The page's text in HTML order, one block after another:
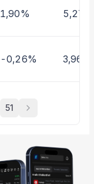
1,90% 5,27%
-0,26% 3,96%
51